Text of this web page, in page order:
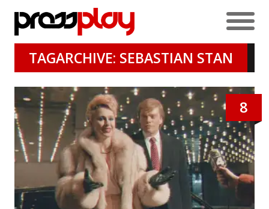
TAGARCHIVE: SEBASTIAN STAN
8